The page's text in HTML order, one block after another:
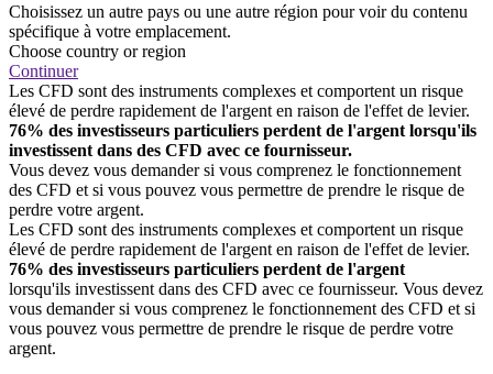
Choisissez un autre pays ou une autre région pour voir du contenu
spécifique à votre emplacement.
Choose country or region
Continuer
Les CFD sont des instruments complexes et comportent un risque
élevé de perdre rapidement de l'argent en raison de l'effet de levier.
76% des investisseurs particuliers perdent de l'argent lorsqu'ils
investissent dans des CFD avec ce fournisseur.
Vous devez vous demander si vous comprenez le fonctionnement
des CFD et si vous pouvez vous permettre de prendre le risque de
perdre votre argent.
Les CFD sont des instruments complexes et comportent un risque
élevé de perdre rapidement de l'argent en raison de l'effet de levier.
76% des investisseurs particuliers perdent de l'argent
lorsqu'ils investissent dans des CFD avec ce fournisseur. Vous devez
vous demander si vous comprenez le fonctionnement des CFD et si
vous pouvez vous permettre de prendre le risque de perdre votre
argent.